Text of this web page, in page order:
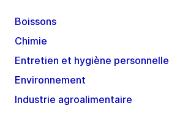
Boissons
Chimie
Entretien et hygiène personnelle
Environnement
Industrie agroalimentaire